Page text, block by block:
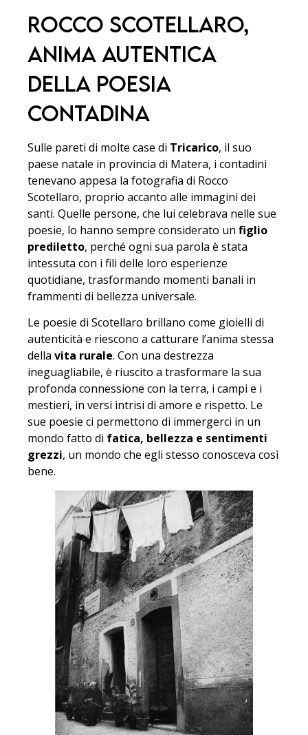
Rocco Scotellaro,
Anima Autentica
della Poesia
Contadina
Sulle pareti di molte case di Tricarico, il suo
paese natale in provincia di Matera, i contadini
tenevano appesa la fotografia di Rocco
Scotellaro, proprio accanto alle immagini dei
santi. Quelle persone, che lui celebrava nelle sue
poesie, lo hanno sempre considerato unfiglio
prediletto, perché ogni sua parola è stata
intessuta con i fili delle loro esperienze
quotidiane, trasformando momenti banali in
frammenti di bellezza universale.
Le poesie di Scotellaro brillano come gioielli di
autenticità e riescono a catturare l’anima stessa
della vita rurale. Con una destrezza
ineguagliabile, è riuscito a trasformare la sua
profonda connessione con la terra, i campi e i
mestieri, in versi intrisi di amore e rispetto. Le
sue poesie ci permettono di immergerci in un
mondo fatto di fatica, bellezza e sentimenti
grezzi, un mondo che egli stesso conosceva così
bene.